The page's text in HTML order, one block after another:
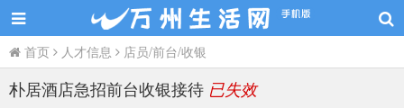
首页 人才信息 店员/前台/收银
朴居酒店急招前台收银接待 已失效